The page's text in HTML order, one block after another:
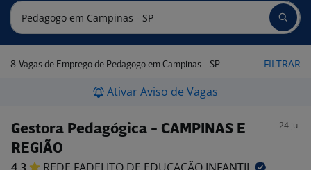
8 Vagas de Emprego de Pedagogo em Campinas - SP FILTRAR
Ativar Aviso de Vagas
Gestora Pedagógica - CAMPINAS E
REGIÃO
24 jul